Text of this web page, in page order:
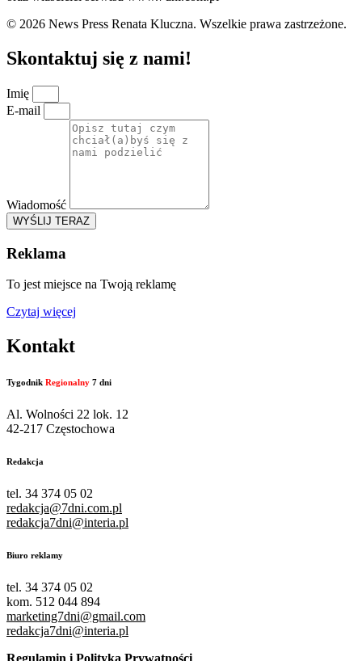
© 2026 News Press Renata Kluczna. Wszelkie prawa zastrzeżone.
Skontaktuj się z nami!
Imię
E-mail
Wiadomość
WYŚLIJ TERAZ
Reklama
To jest miejsce na Twoją reklamę
Czytaj więcej
Kontakt
Tygodnik Regionalny 7 dni
Al. Wolności 22 lok. 12
42-217 Częstochowa
Redakcja
tel. 34 374 05 02
redakcja@7dni.com.pl
redakcja7dni@interia.pl
Biuro reklamy
tel. 34 374 05 02
kom. 512 044 894
marketing7dni@gmail.com
redakcja7dni@interia.pl
Regulamin i Polityka Prywatności